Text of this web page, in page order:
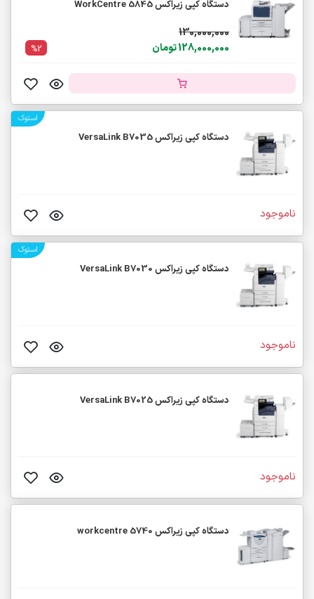
دستگاه کپی زیراکس WorkCentre 5845
130,000,000
128,000,000 تومان
%2
استوک
دستگاه کپی زیراکس VersaLink B7035
ناموجود
استوک
دستگاه کپی زیراکس VersaLink B7030
ناموجود
دستگاه کپی زیراکس VersaLink B7025
ناموجود
دستگاه کپی زیراکس workcentre 5740